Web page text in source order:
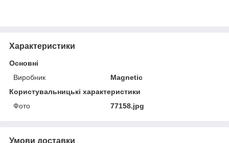
Характеристики
Основні
Виробник
Magnetic
Користувальницькі характеристики
Фото
77158.jpg
Умови доставки